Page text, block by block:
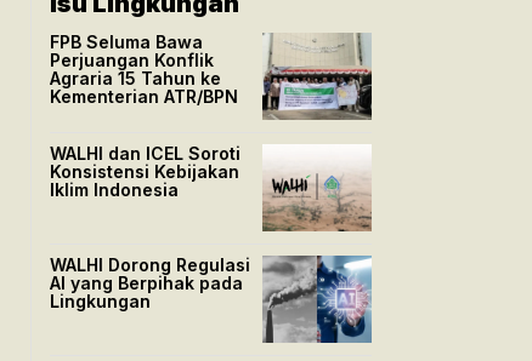
FPB Seluma Bawa
Perjuangan Konflik
Agraria 15 Tahun ke
Kementerian ATR/BPN
WALHI dan ICEL Soroti
Konsistensi Kebijakan
Iklim Indonesia
WALHI Dorong Regulasi
AI yang Berpihak pada
Lingkungan